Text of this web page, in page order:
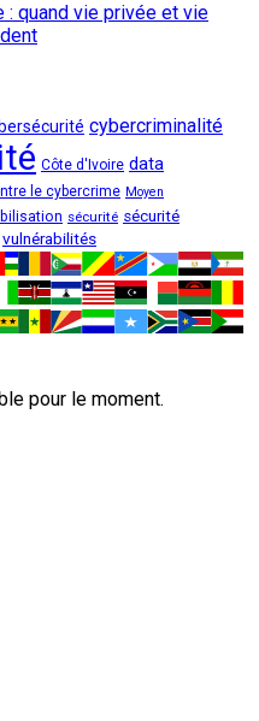
: quand vie privée et vie
cybercriminalité
Côte d'Ivoire data
le cybercrime Moyen
sécurité sécurité
vulnérabilités
pour le moment.